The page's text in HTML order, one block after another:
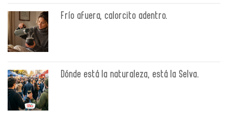
Frío afuera, calorcito adentro.
Dónde está la naturaleza, está la Selva.